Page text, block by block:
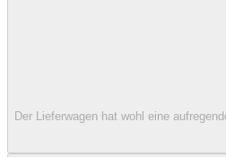
Der Lieferwagen hat wohl eine